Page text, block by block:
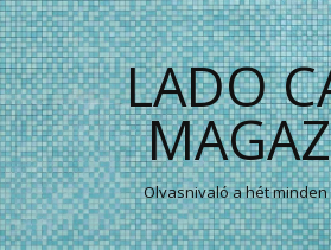
LADO
Olvasnivaló a hét